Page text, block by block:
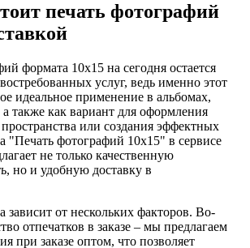
печать фотографий
формата 10х15 на сегодня остается
услуг, ведь именно этот
идеальное применение в альбомах,
а также как вариант для оформления
пространства или создания эффектных
"Печать фотографий 10х15" в сервисе
не только качественную
но и удобную доставку в
зависит от нескольких факторов. Во-
отпечатков в заказе – мы предлагаем
при заказе оптом, что позволяет